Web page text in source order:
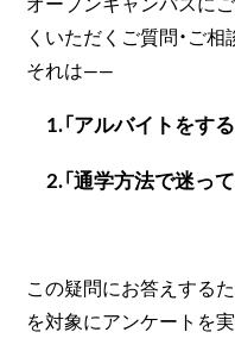
くいただくご質問・ご相
それは――
1.「アルバイトをす
2.「通学方法で迷っ
この疑問にお答えする
を対象にアンケートを